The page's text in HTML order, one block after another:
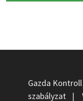
Gazda
szabályzat|